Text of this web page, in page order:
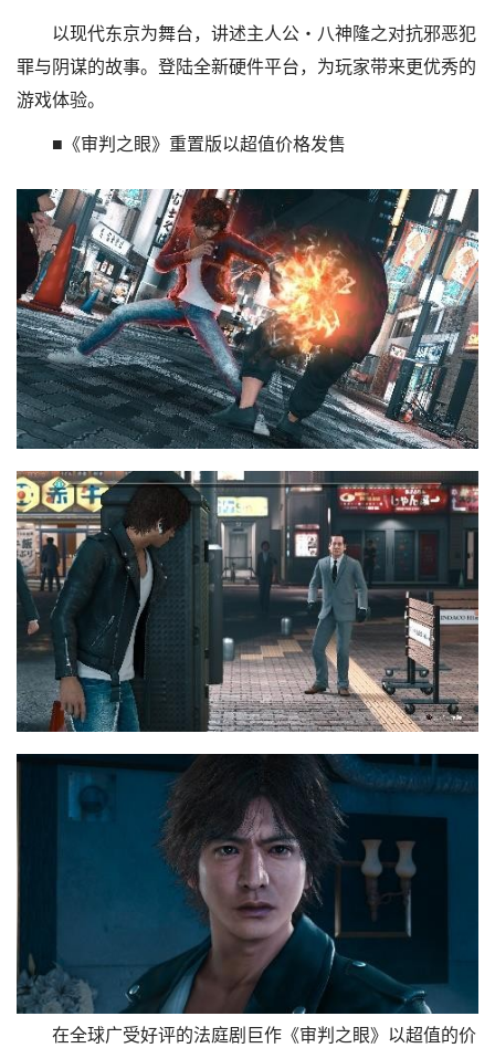
以现代东京为舞台，讲述主人公・八神隆之对抗邪恶犯
罪与阴谋的故事。登陆全新硬件平台，为玩家带来更优秀的
游戏体验。
■《审判之眼》重置版以超值价格发售
在全球广受好评的法庭剧巨作《审判之眼》以超值的价